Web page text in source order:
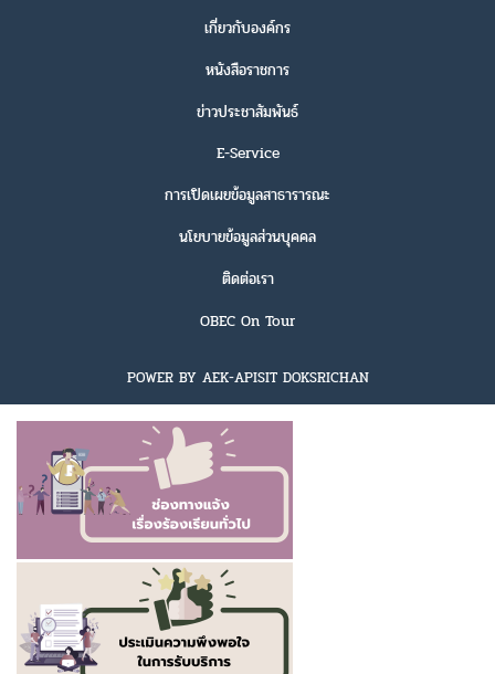
เกี่ยวกับองค์กร
หนังสือราชการ
ข่าวประชาสัมพันธ์
E-Service
การเปิดเผยข้อมูลสาธารารณะ
นโยบายข้อมูลส่วนบุคคล
ติดต่อเรา
OBEC On Tour
POWER BY AEK-APISIT DOKSRICHAN